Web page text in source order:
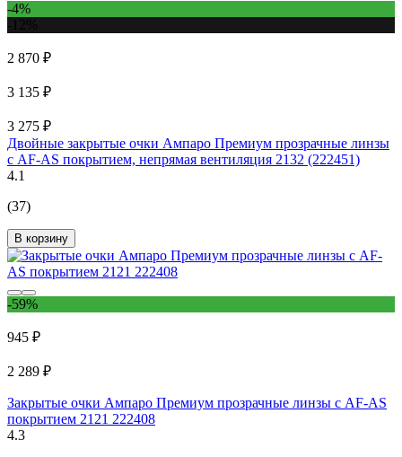
-4%
2 870 ₽
3 135 ₽
3 275 ₽
Двойные закрытые очки Ампаро Премиум прозрачные линзы
с AF-AS покрытием, непрямая вентиляция 2132 (222451)
4.1
(37)
В корзину
-59%
945 ₽
2 289 ₽
Закрытые очки Ампаро Премиум прозрачные линзы с AF-AS
покрытием 2121 222408
4.3